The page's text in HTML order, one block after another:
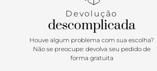
Devolução
descomplicada
Houve algum problema com sua escolha?
Não se preocupe: devolva seu pedido de
forma gratuita